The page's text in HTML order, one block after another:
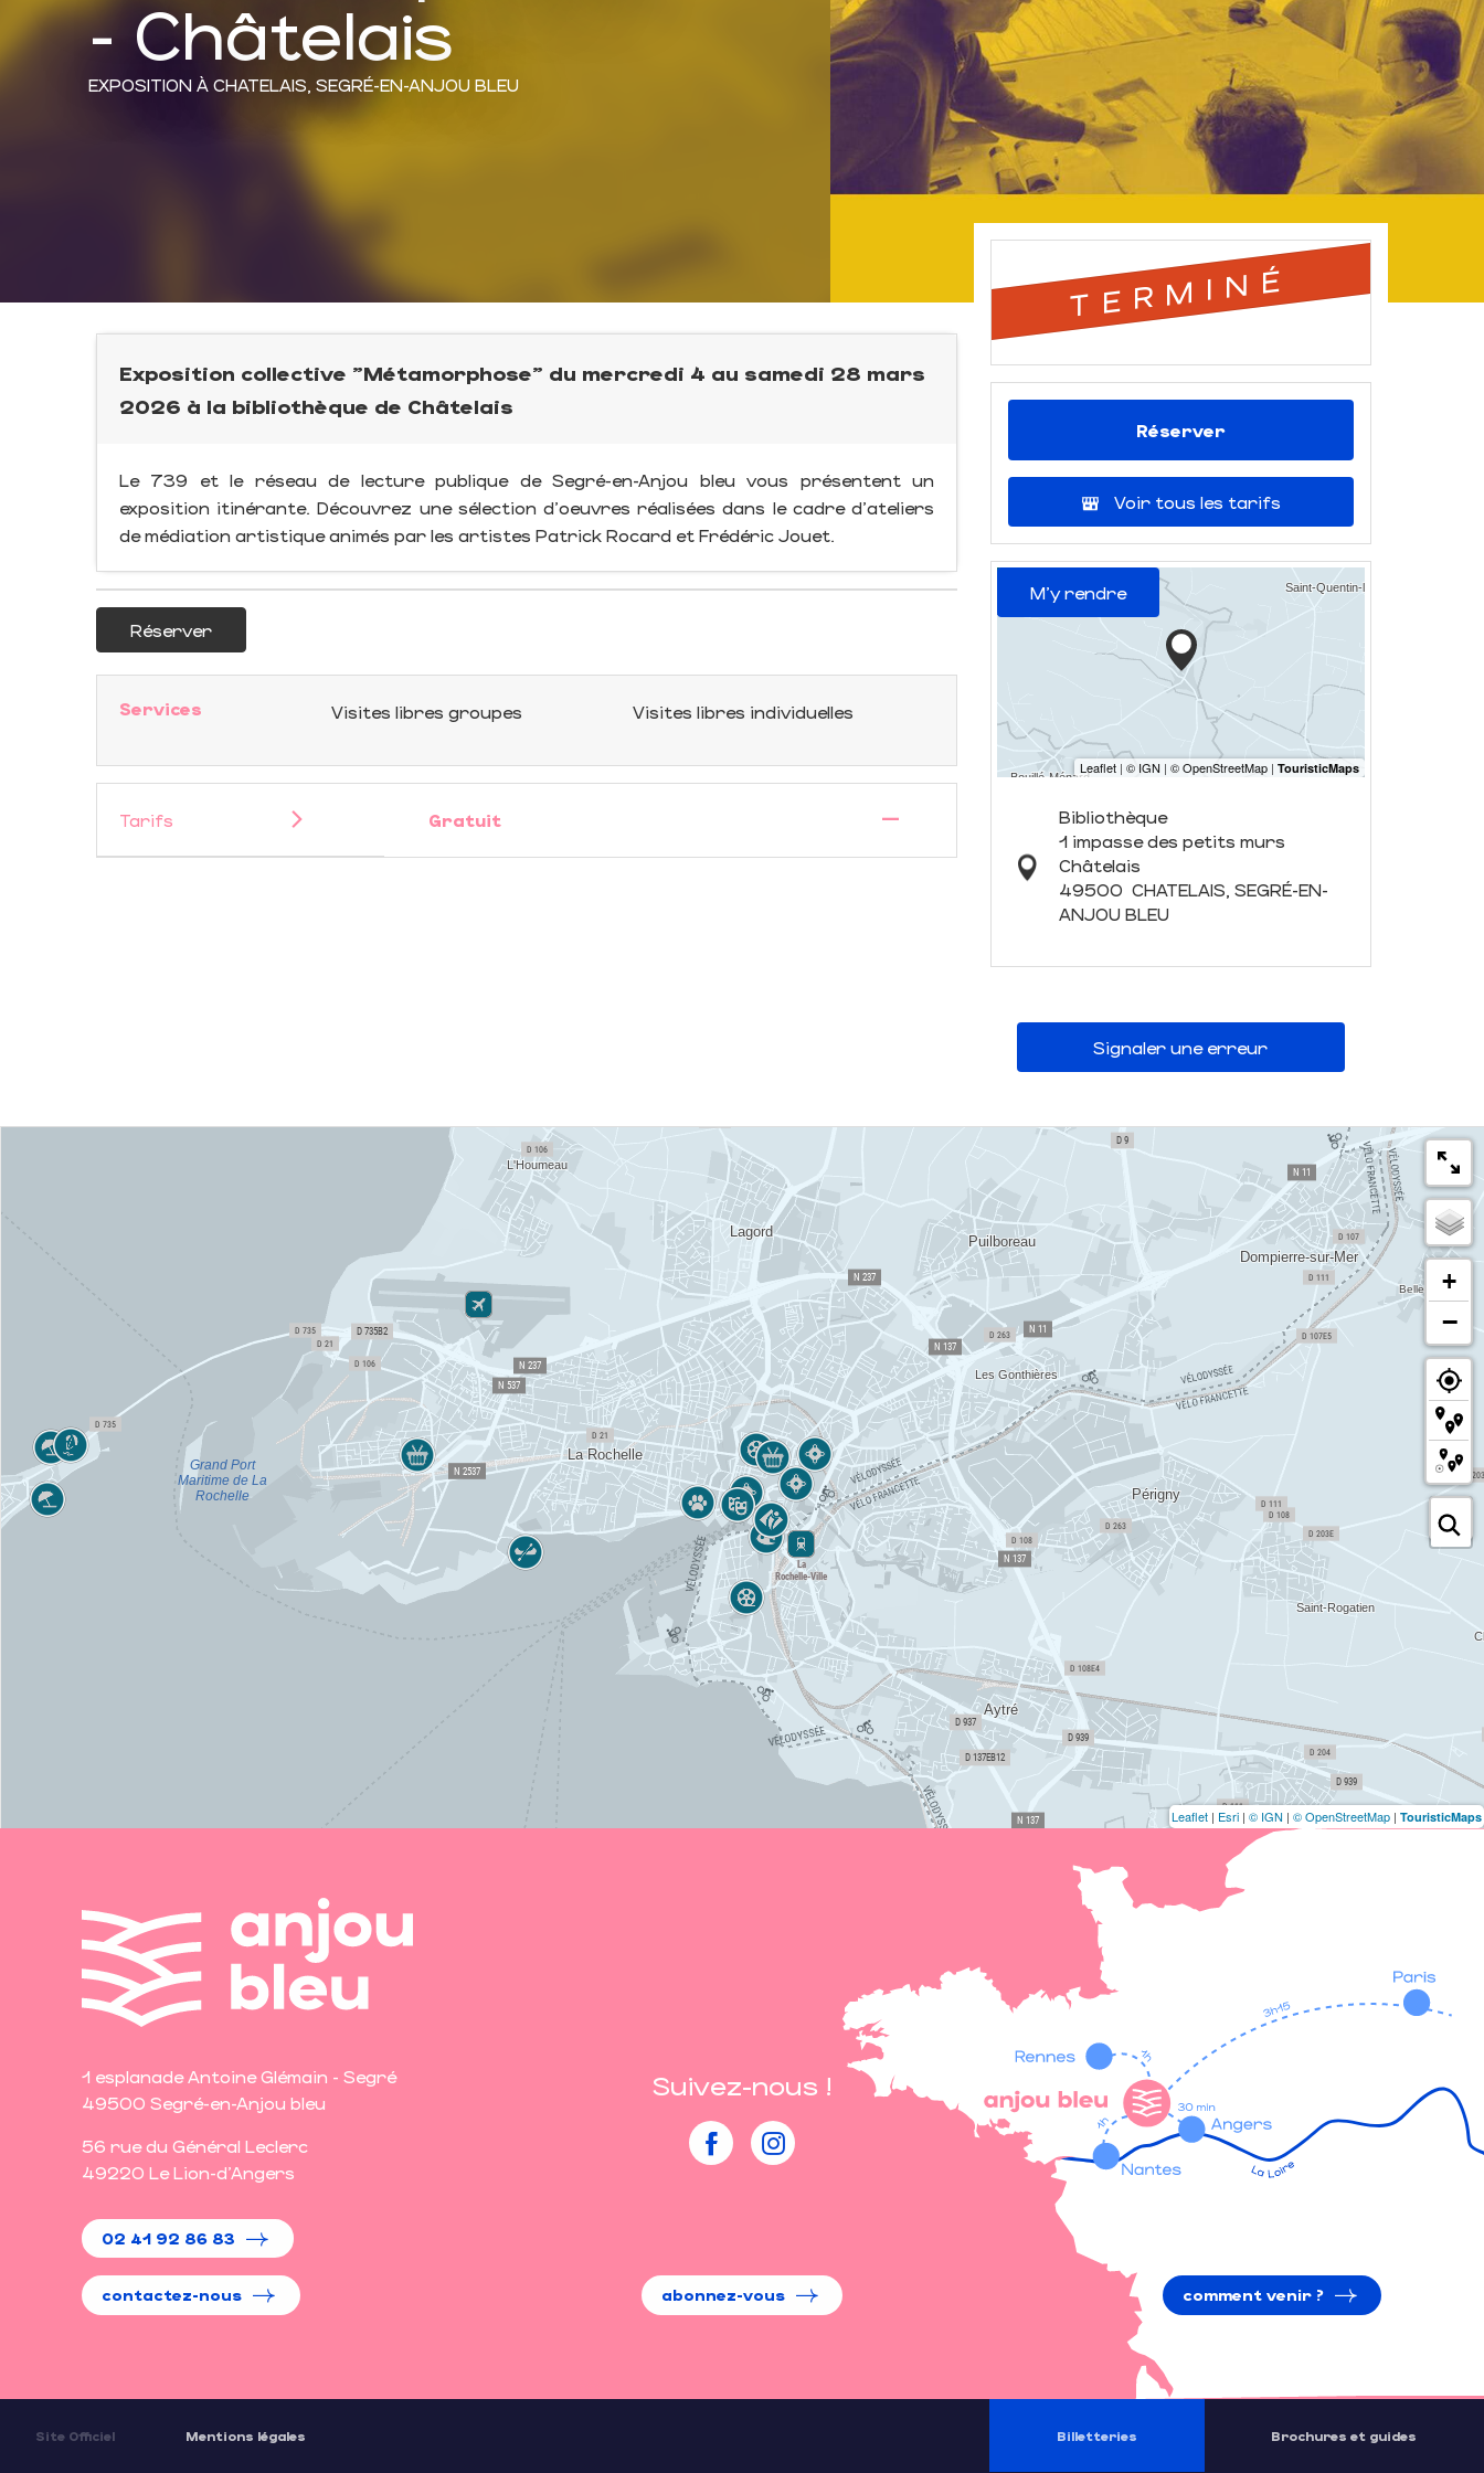
- Châtelais
EXPOSITION À CHATELAIS, SEGRÉ-EN-ANJOU BLEU
Exposition collective "Métamorphose" du mercredi 4 au samedi 28 mars
2026 à la bibliothèque de Châtelais
Le 739 et le réseau de lecture publique de Segré-en-Anjou bleu vous présentent un
exposition itinérante. Découvrez une sélection d'oeuvres réalisées dans le cadre d'ateliers
de médiation artistique animés par les artistes Patrick Rocard et Frédéric Jouet.
Réserver
Services Visites libres groupes Visites libres individuelles
Tarifs Gratuit —
TERMINÉ
Réserver
Voir tous les tarifs
M'y rendre
Bibliothèque
1 impasse des petits murs
Châtelais
49500 CHATELAIS, SEGRÉ-EN-
ANJOU BLEU
Signaler une erreur
+
−
Leaflet | Esri | © IGN | © OpenStreetMap | TouristicMaps
1 esplanade Antoine Glémain - Segré
49500 Segré-en-Anjou bleu
56 rue du Général Leclerc
49220 Le Lion-d'Angers
02 41 92 86 83
contactez-nous
Suivez-nous !
abonnez-vous comment venir ?
Site Officiel Mentions légales Billetteries Brochures et guides